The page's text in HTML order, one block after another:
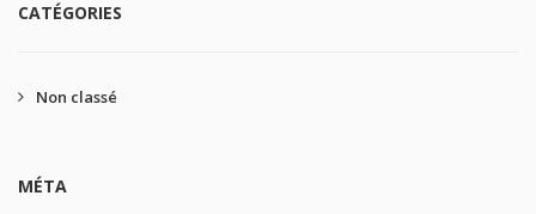
CATÉGORIES
Non classé
MÉTA